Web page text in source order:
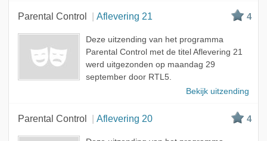
Parental Control Aflevering 21 4
Deze uitzending van het programma
Parental Control met de titel Aflevering 21
werd uitgezonden op maandag 29
september door RTL5.
Bekijk uitzending
Parental Control Aflevering 20 4